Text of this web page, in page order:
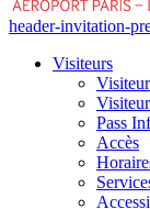
header-invitation-
Visiteurs
Pass
Accès